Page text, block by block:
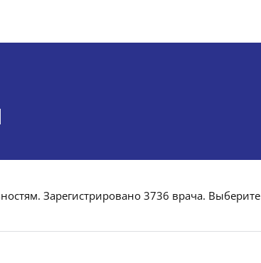
Зарегистрировано 3736 врача. Выберите